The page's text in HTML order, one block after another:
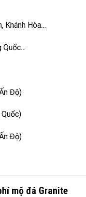
Khánh Hòa…
Quốc…
Độ)
Độ)
mộ đá Granite